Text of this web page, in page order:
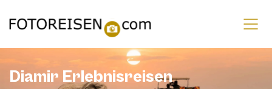
Diamir Erlebnisreisen